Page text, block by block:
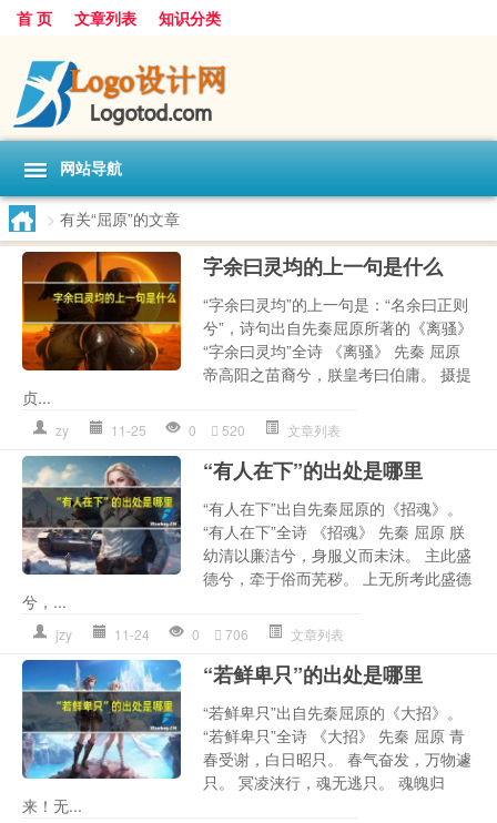
首 页 文章列表 知识分类
网站导航
> 有关“屈原”的文章
字余曰灵均的上一句是什么
“字余曰灵均”的上一句是：“名余曰正则
兮”，诗句出自先秦屈原所著的《离骚》
“字余曰灵均”全诗 《离骚》 先秦 屈原
帝高阳之苗裔兮，朕皇考曰伯庸。 摄提
贞...
zy 11-25 0 520 文章列表
“有人在下”的出处是哪里
“有人在下”出自先秦屈原的《招魂》。
“有人在下”全诗 《招魂》 先秦 屈原 朕
幼清以廉洁兮，身服义而未沫。 主此盛
德兮，牵于俗而芜秽。 上无所考此盛德
兮，...
jzy 11-24 0 706 文章列表
“若鲜卑只”的出处是哪里
“若鲜卑只”出自先秦屈原的《大招》。
“若鲜卑只”全诗 《大招》 先秦 屈原 青
春受谢，白日昭只。 春气奋发，万物遽
只。 冥凌浃行，魂无逃只。 魂魄归
来！无...